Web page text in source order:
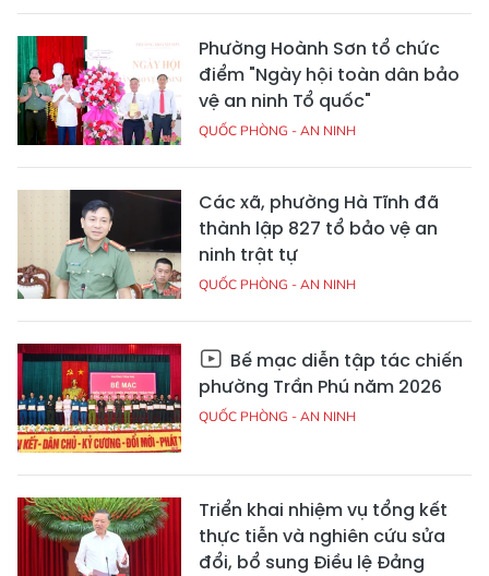
Phường Hoành Sơn tổ chức
điểm "Ngày hội toàn dân bảo
vệ an ninh Tổ quốc"
QUỐC PHÒNG - AN NINH
Các xã, phường Hà Tĩnh đã
thành lập 827 tổ bảo vệ an
ninh trật tự
QUỐC PHÒNG - AN NINH
Bế mạc diễn tập tác chiến
phường Trần Phú năm 2026
QUỐC PHÒNG - AN NINH
Triển khai nhiệm vụ tổng kết
thực tiễn và nghiên cứu sửa
đổi, bổ sung Điều lệ Đảng